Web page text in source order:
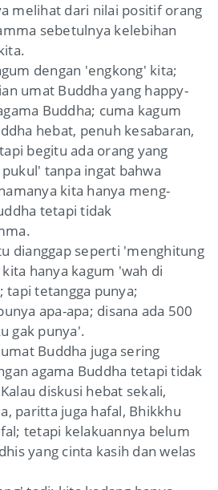
melihat dari nilai positif orang
sebetulnya kelebihan
dengan 'engkong' kita;
umat Buddha yang happy-
Buddha; cuma kagum
hebat, penuh kesabaran,
begitu ada orang yang
tanpa ingat bahwa
kita hanya meng-
tetapi tidak
dianggap seperti 'menghitung
hanya kagum 'wah di
tapi tetangga punya;
apa-apa; disana ada 500
gak punya'.
Buddha juga sering
agama Buddha tetapi tidak
diskusi hebat sekali,
paritta juga hafal, Bhikkhu
tetapi kelakuannya belum
yang cinta kasih dan welas